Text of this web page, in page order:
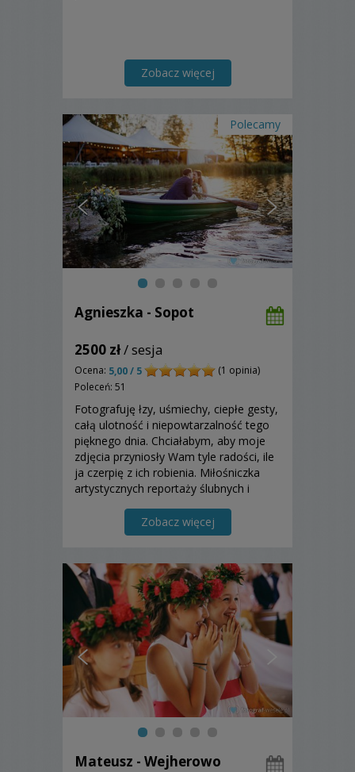
Zobacz więcej
Polecamy
Agnieszka - Sopot
2500 zł/ sesja
Ocena: 5,00 / 5
(1 opinia)
Poleceń: 51
Fotografuję łzy, uśmiechy, ciepłe gesty,
całą ulotność i niepowtarzalność tego
pięknego dnia. Chciałabym, aby moje
zdjęcia przyniosły Wam tyle radości, ile
ja czerpię z ich robienia. Miłośniczka
artystycznych reportaży ślubnych i
rustykalnych. Jeśli Wy również -
napiszcie do mnie koniecznie. :)
Zobacz więcej
Mateusz - Wejherowo